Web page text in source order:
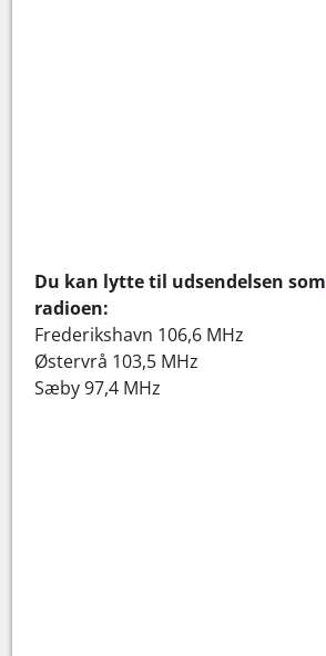
Du kan lytte til udsendelsen som
radioen:
Frederikshavn 106,6 MHz
Østervrå 103,5 MHz
Sæby 97,4 MHz